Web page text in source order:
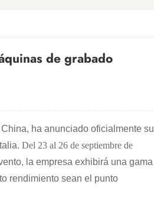
de grabado
ha anunciado oficialmente su
Del 23 al 26 de septiembre de
la empresa exhibirá una gama
rendimiento sean el punto